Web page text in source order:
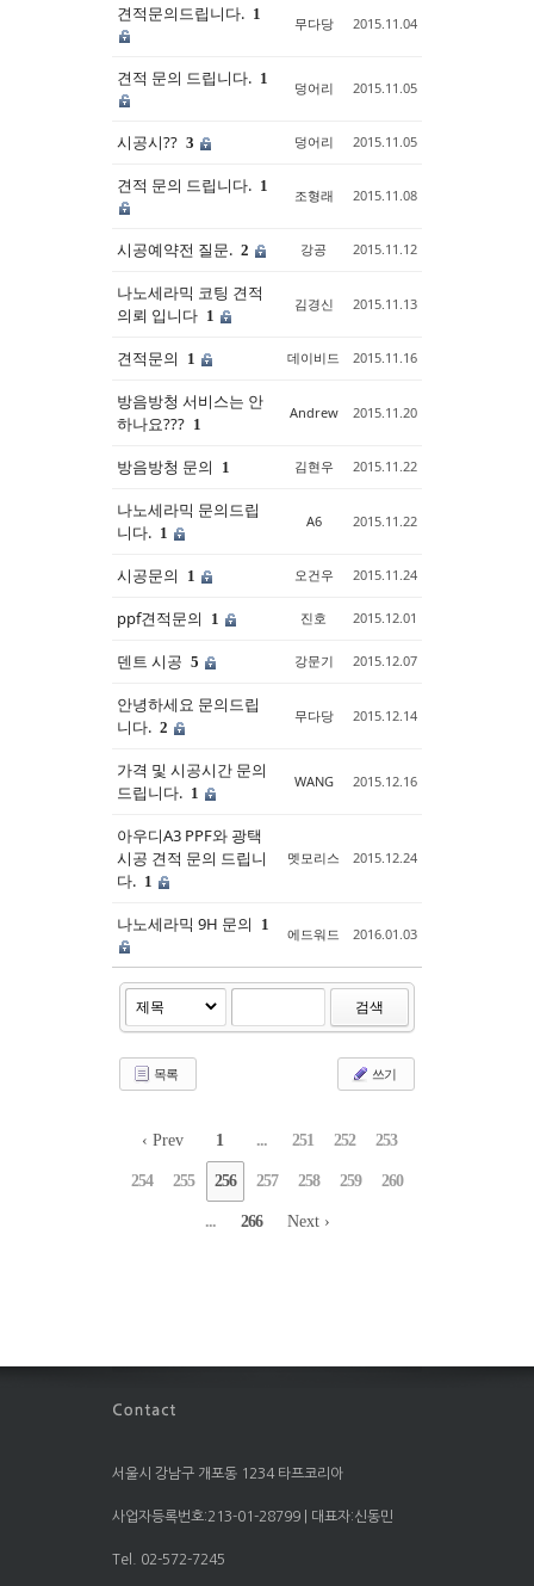
견적문의드립니다. 1
무다당 2015.11.04
견적 문의 드립니다. 1
덩어리 2015.11.05
시공시?? 3 덩어리 2015.11.05
견적 문의 드립니다. 1
조형래 2015.11.08
시공예약전 질문. 2 강공 2015.11.12
나노세라믹 코팅 견적
의뢰 입니다 1
김경신 2015.11.13
견적문의 1 데이비드 2015.11.16
방음방청 서비스는 안
하나요??? 1
Andrew 2015.11.20
방음방청 문의 1 김현우 2015.11.22
나노세라믹 문의드립
니다. 1
A6 2015.11.22
시공문의 1 오건우 2015.11.24
ppf견적문의 1 진호 2015.12.01
덴트 시공 5 강문기 2015.12.07
안녕하세요 문의드립
니다. 2
무다당 2015.12.14
가격 및 시공시간 문의
드립니다. 1
WANG 2015.12.16
아우디A3 PPF와 광택
시공 견적 문의 드립니
다. 1
멧모리스 2015.12.24
나노세라믹 9H 문의 1
에드워드 2016.01.03
검색
목록 쓰기
‹ Prev 1 ... 251 252 253
254 255 256 257 258 259 260
... 266 Next ›
서울시 강남구 개포동 1234 타프코리아
사업자등록번호:213-01-28799 | 대표자:신동민
Tel. 02-572-7245